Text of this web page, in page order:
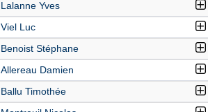
Lalanne Yves
Viel Luc
Benoist Stéphane
Allereau Damien
Ballu Timothée